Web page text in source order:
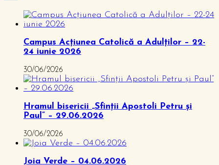
Campus Acțiunea Catolică a Adulților – 22-
24 iunie 2026
30/06/2026
Hramul bisericii „Sfinții Apostoli Petru și
Paul” – 29.06.2026
30/06/2026
Joia Verde – 04.06.2026